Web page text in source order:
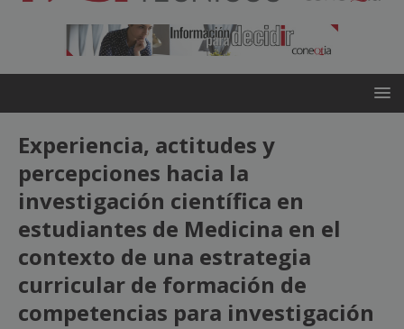
Experiencia, actitudes y
percepciones hacia la
investigación científica en
estudiantes de Medicina en el
contexto de una estrategia
curricular de formación de
competencias para investigación